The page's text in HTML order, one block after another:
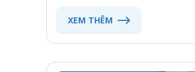
XEM THÊM